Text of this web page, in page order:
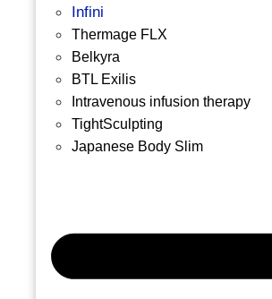
Infini
Thermage FLX
Belkyra
BTL Exilis
Intravenous infusion therapy
TightSculpting
Japanese Body Slim